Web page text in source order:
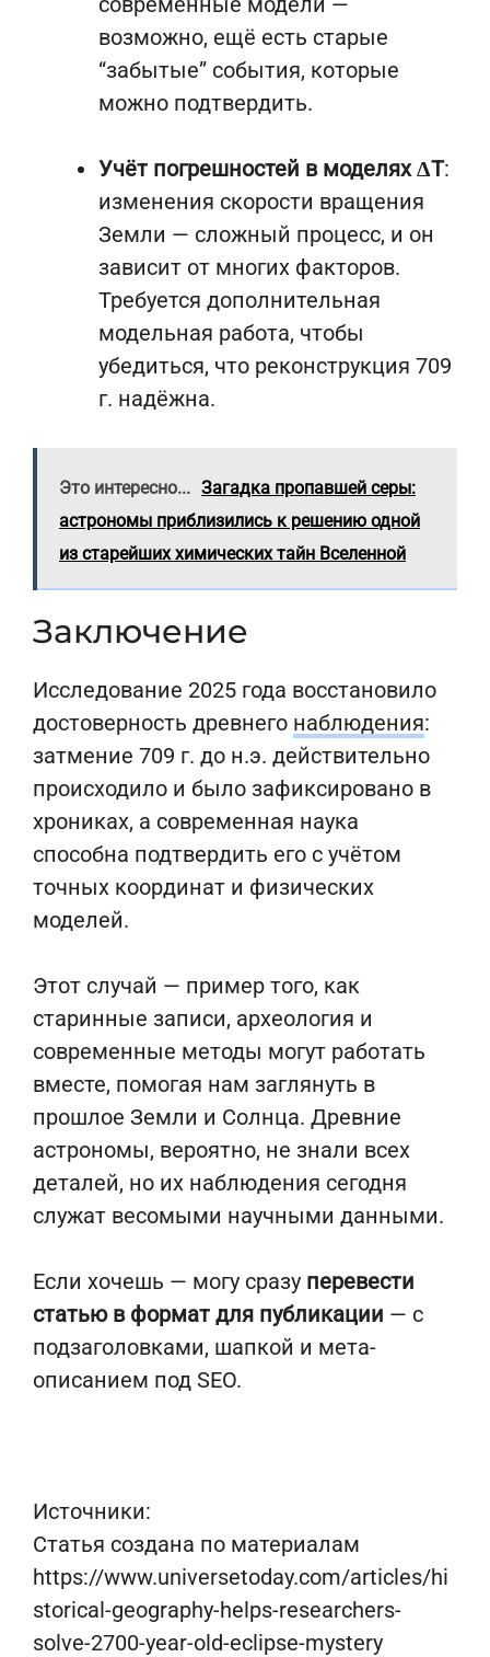
возможно, ещё есть старые
“забытые” события, которые
можно подтвердить.
Учёт погрешностей в моделях ΔT:
изменения скорости вращения
Земли — сложный процесс, и он
зависит от многих факторов.
Требуется дополнительная
модельная работа, чтобы
убедиться, что реконструкция 709
г. надёжна.
Это интересно... Загадка пропавшей серы:
астрономы приблизились к решению одной
из старейших химических тайн Вселенной
Заключение
Исследование 2025 года восстановило
достоверность древнего наблюдения:
затмение 709 г. до н.э. действительно
происходило и было зафиксировано в
хрониках, а современная наука
способна подтвердить его с учётом
точных координат и физических
моделей.
Этот случай — пример того, как
старинные записи, археология и
современные методы могут работать
вместе, помогая нам заглянуть в
прошлое Земли и Солнца. Древние
астрономы, вероятно, не знали всех
деталей, но их наблюдения сегодня
служат весомыми научными данными.
Если хочешь — могу сразу перевести
статью в формат для публикации — с
подзаголовками, шапкой и мета-
описанием под SEO.
Источники:
Статья создана по материалам
https://www.universetoday.com/articles/hi
storical-geography-helps-researchers-
solve-2700-year-old-eclipse-mystery